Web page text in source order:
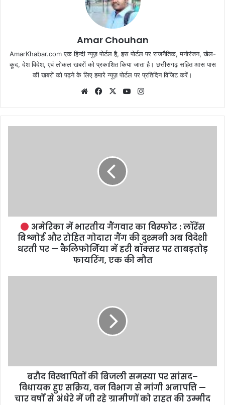
Amar Chouhan
AmarKhabar.com एक हिन्दी न्यूज़ पोर्टल है, इस पोर्टल पर राजनैतिक, मनोरंजन, खेल-
कूद, देश विदेश, एवं लोकल खबरों को प्रकाशित किया जाता है। छत्तीसगढ़ सहित आस पास
की खबरों को पढ़ने के लिए हमारे न्यूज़ पोर्टल पर प्रतिदिन विजिट करें।
WebsiteFacebook
X YouTube
अमेरिका में भारतीय गैंगवार का विस्फोट : लॉरेंस
बिश्नोई और रोहित गोदारा गैंग की दुश्मनी अब विदेशी
धरती पर — कैलिफोर्निया में हरी बॉक्सर पर ताबड़तोड़
फायरिंग, एक की मौत
बरौद विस्थापितों की बिजली समस्या पर सांसद–
विधायक हुए सक्रिय, वन विभाग से मांगी अनापत्ति —
चार वर्षों से अंधेरे में जी रहे ग्रामीणों को राहत की उम्मीद